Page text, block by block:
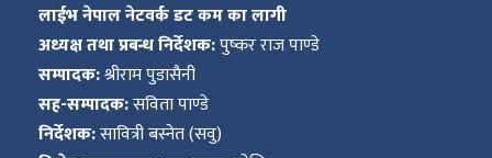
लाईभ नेपाल नेटवर्क डट कम का लागी
अध्यक्ष तथा प्रबन्ध निर्देशक:पुष्कर राज पाण्डे
सम्पादक:श्रीराम पुडासैनी
सह-सम्पादक:सविता पाण्डे
निर्देशक:सावित्री बस्नेत (सवु)